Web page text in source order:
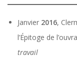
Janvier 2016,
l’Épitoge de
travail